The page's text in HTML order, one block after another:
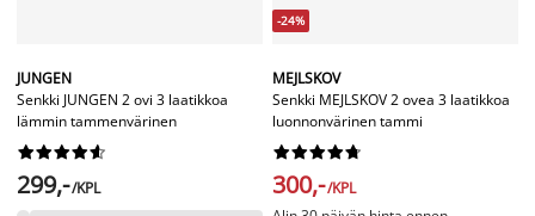
JUNGEN
Senkki JUNGEN 2 ovi 3 laatikkoa
lämmin tammenvärinen






299,-/KPL
-24%
MEJLSKOV
Senkki MEJLSKOV 2 ovea 3 laatikkoa
luonnonvärinen tammi






300,-/KPL